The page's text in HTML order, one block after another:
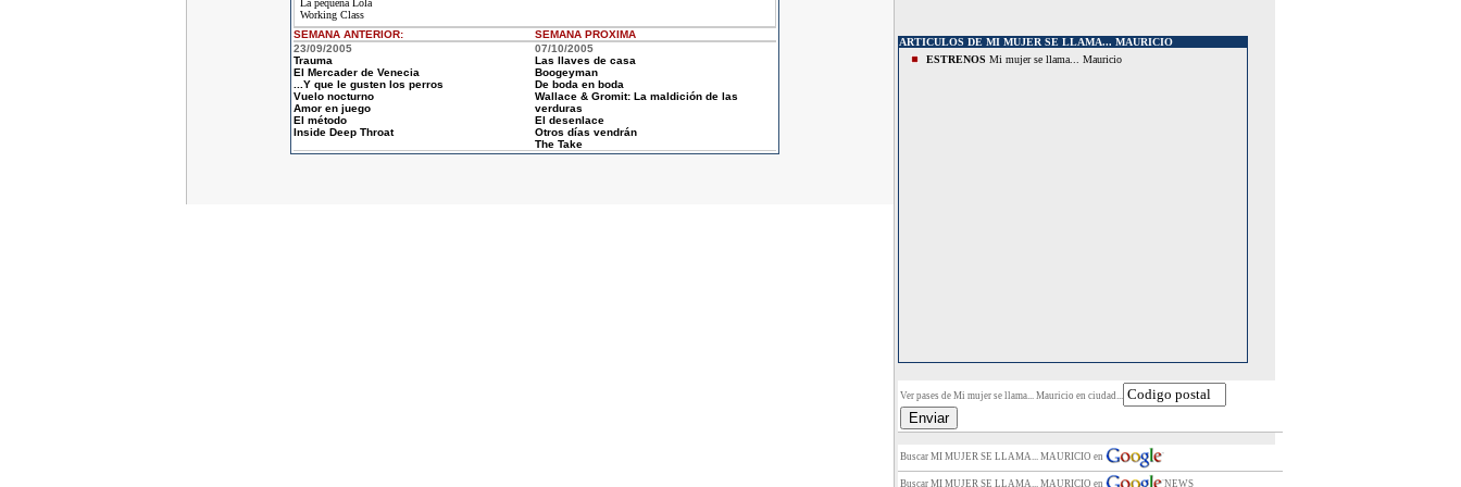
La pequeña Lola
Working Class
SEMANA ANTERIOR: SEMANA PROXIMA
23/09/2005
Trauma
El Mercader de Venecia
...Y que le gusten los perros
Vuelo nocturno
Amor en juego
El método
Inside Deep Throat
07/10/2005
Las llaves de casa
Boogeyman
De boda en boda
Wallace & Gromit: La maldición de las
verduras
El desenlace
Otros días vendrán
The Take
ARTICULOS DE MI MUJER SE LLAMA... MAURICIO
ESTRENOS Mi mujer se llama... Mauricio
Ver pases de Mi mujer se llama... Mauricio en ciudad...
Buscar MI MUJER SE LLAMA... MAURICIO en
Buscar MI MUJER SE LLAMA... MAURICIO en NEWS